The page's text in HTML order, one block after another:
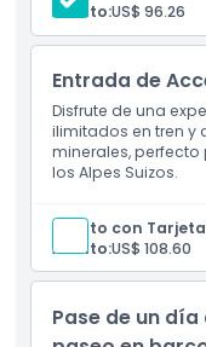
Política para Niños
Exclusiones
Ubicación
Política de
Adulto:US$ 96.26
Entrada de
Disfrute de una
ilimitados en tren y
minerales,
los Alpes Suizos.
Adulto con Tarjeta
Adulto:US$ 108.60
Pase de un